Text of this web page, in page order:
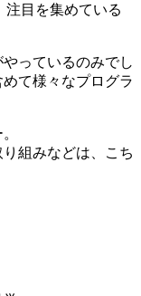
注目を集めている
っているのみでし
て様々なプログラ
組みなどは、こち